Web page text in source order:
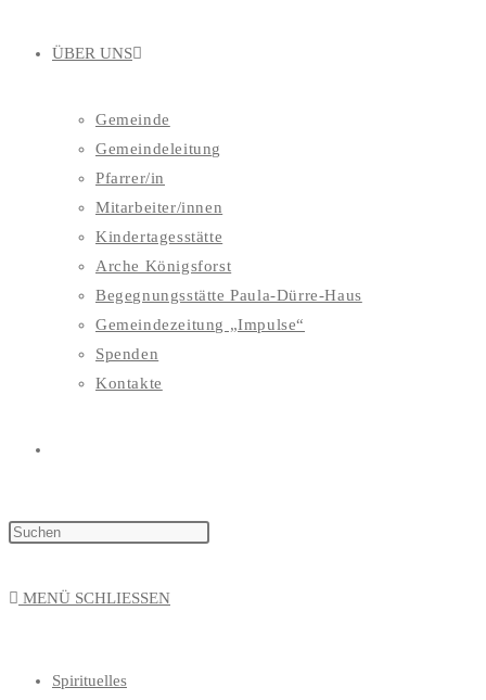
ÜBER UNS
Gemeinde
Gemeindeleitung
Pfarrer/in
Mitarbeiter/innen
Kindertagesstätte
Arche Königsforst
Begegnungsstätte Paula-Dürre-Haus
Gemeindezeitung „Impulse“
Spenden
Kontakte
MENÜ SCHLIESSEN
Spirituelles